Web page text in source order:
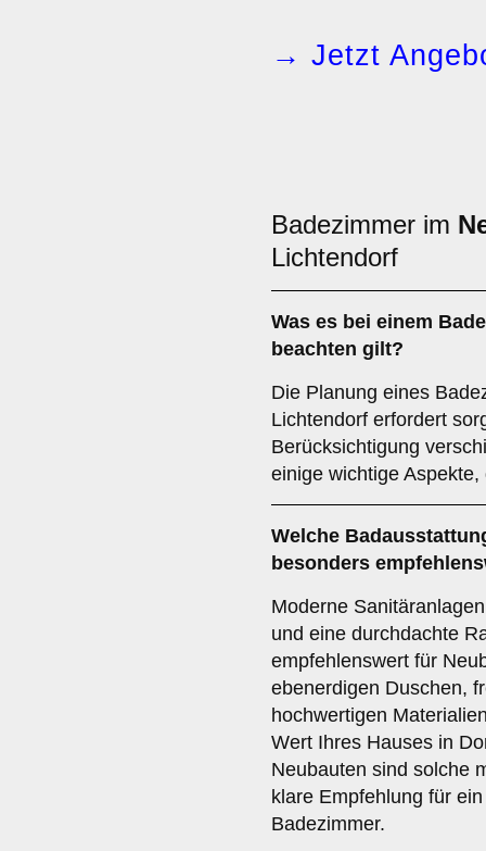
→ Jetzt
Badezimmer im
Lichtendorf
Was es bei einem
beachten gilt?
Die Planung eines
Lichtendorf erfordert
Berücksichtigung
einige wichtige
Welche
besonders
Moderne
und eine durchdachte
empfehlenswert für
ebenerdigen Duschen,
hochwertigen
Wert Ihres Hauses in
Neubauten sind solche
klare Empfehlung für
Badezimmer.